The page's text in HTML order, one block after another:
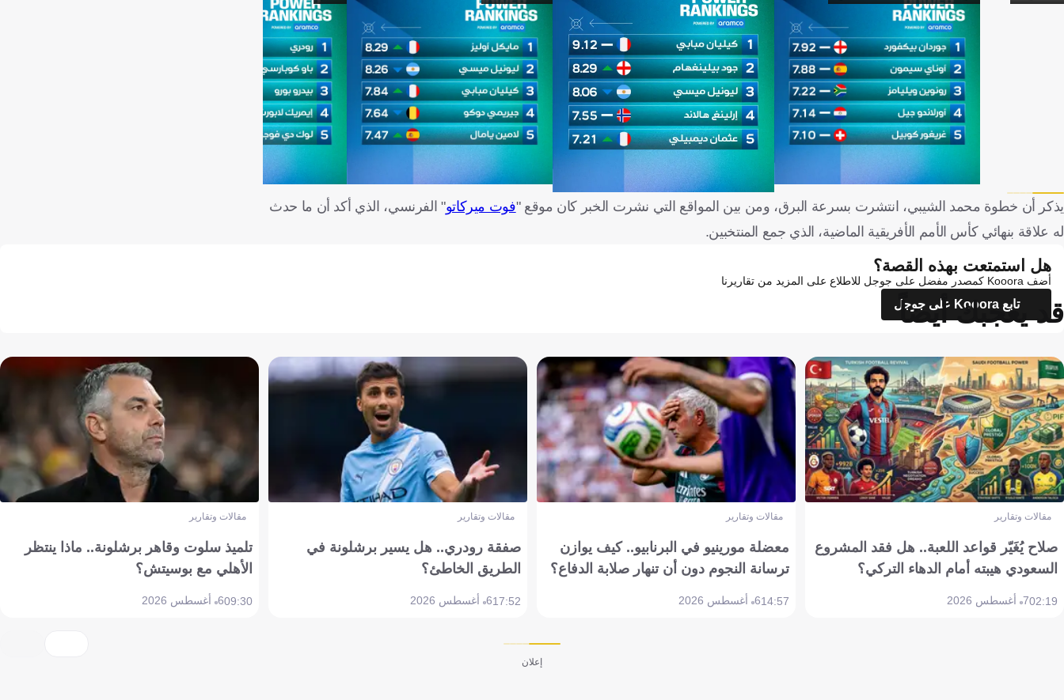
يذكر أن خطوة محمد الشيبي، انتشرت بسرعة البرق، ومن بين المواقع التي نشرت الخبر كان موقع "فوت ميركاتو" الفرنسي، الذي أكد أن ما حدث
له علاقة بنهائي كأس الأمم الأفريقية الماضية، الذي جمع المنتخبين.
هل استمتعت بهذه القصة؟
أضف Kooora كمصدر مفضل على جوجل للاطلاع على المزيد من تقاريرنا
تابع Kooora على جوجل
قد يعجبك أيضاً
مقالات وتقارير
صلاح يُغَيّر قواعد اللعبة.. هل فقد المشروع
السعودي هيبته أمام الدهاء التركي؟
02:197 أغسطس 2026
مقالات وتقارير
معضلة مورينيو في البرنابيو.. كيف يوازن
ترسانة النجوم دون أن تنهار صلابة الدفاع؟
14:576 أغسطس 2026
مقالات وتقارير
صفقة رودري.. هل يسير برشلونة في
الطريق الخاطئ؟
17:526 أغسطس 2026
مقالات وتقارير
تلميذ سلوت وقاهر برشلونة.. ماذا ينتظر
الأهلي مع بوسيتش؟
09:306 أغسطس 2026
إعلان